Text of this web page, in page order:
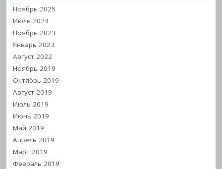
Ноябрь 2025
Июль 2024
Ноябрь 2023
Январь 2023
Август 2022
Ноябрь 2019
Октябрь 2019
Август 2019
Июль 2019
Июнь 2019
Май 2019
Апрель 2019
Март 2019
Февраль 2019